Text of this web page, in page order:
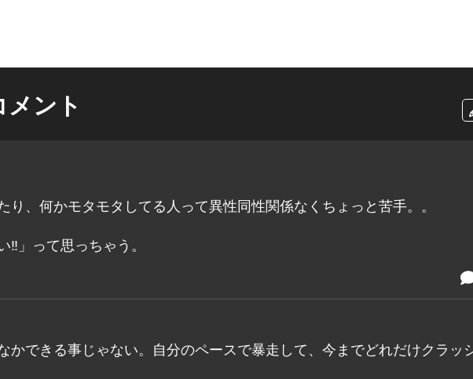
ント
り、何かモタモタしてる人って異性同性関係なくちょっと苦手。。
‼️」って思っちゃう。
かできる事じゃない。自分のペースで暴走して、今までどれだけクラッ